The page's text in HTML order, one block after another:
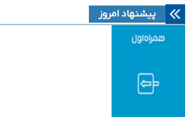
پیشنهاد امروز